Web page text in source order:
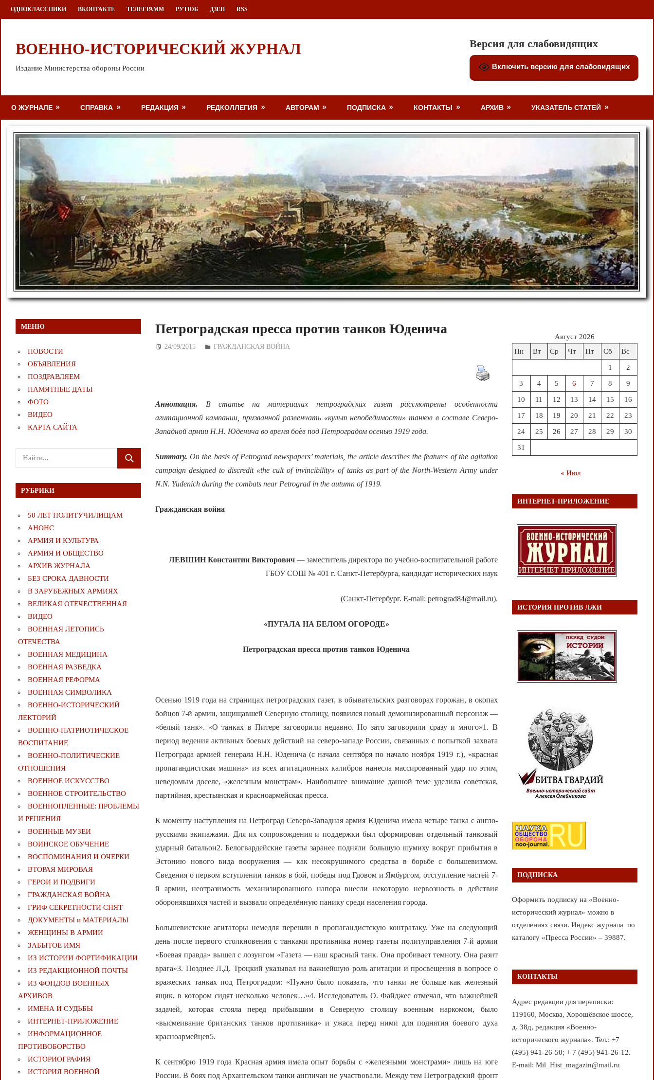
Перейти
к
ОДНОКЛАССНИКИ ВКОНТАКТЕ ТЕЛЕГРАММ РУТЮБ ДЗЕН RSS
ВОЕННО-ИСТОРИЧЕСКИЙ ЖУРНАЛ
Издание Министерства обороны России
Версия для слабовидящих
Включить версию для слабовидящих
О ЖУРНАЛЕ СПРАВКА РЕДАКЦИЯ РЕДКОЛЛЕГИЯ АВТОРАМ ПОДПИСКА КОНТАКТЫ АРХИВ УКАЗАТЕЛЬ СТАТЕЙ
Петроградская пресса против танков Юденича
24/09/2015 Дежурный по Редакции
ГРАЖДАНСКАЯ ВОЙНА
Аннотация.
В статье на материалах петроградских газет рассмотрены особенности
агитационной кампании, призванной развенчать «культ непобедимости» танков в составе Северо-
Западной армии Н.Н. Юденича во время боёв под Петроградом осенью 1919 года.
Summary. On the basis of Petrograd newspapers’ materials, the article describes the features of the agitation
campaign designed to discredit «the cult of invincibility» of tanks as part of the North-Western Army under
N.N. Yudenich during the combats near Petrograd in the autumn of 1919.
Гражданская война
ЛЕВШИН Константин Викторович— заместитель директора по учебно-воспитательной работе
ГБОУ СОШ № 401 г. Санкт-Петербурга, кандидат исторических наук
(Санкт-Петербург. E-mail: petrograd84@mail.ru).
«ПУГАЛА НА БЕЛОМ ОГОРОДЕ»
Петроградская пресса против танков Юденича
Осенью 1919 года на страницах петроградских газет, в обывательских разговорах горожан, в окопах
бойцов 7-й армии, защищавшей Северную столицу, появился новый демонизированный персонаж —
«белый танк». «О танках в Питере заговорили недавно. Но зато заговорили сразу и много»1. В
период ведения активных боевых действий на северо-западе России, связанных с попыткой захвата
Петрограда армией генерала Н.Н. Юденича (с начала сентября по начало ноября 1919 г.), «красная
пропагандистская машина» из всех агитационных калибров нанесла массированный удар по этим,
неведомым доселе, «железным монстрам». Наибольшее внимание данной теме уделила советская,
партийная, крестьянская и красноармейская пресса.
К моменту наступления на Петроград Северо-Западная армия Юденича имела четыре танка с англо-
русскими экипажами. Для их сопровождения и поддержки был сформирован отдельный танковый
ударный батальон2. Белогвардейские газеты заранее подняли большую шумиху вокруг прибытия в
Эстонию нового вида вооружения — как несокрушимого средства в борьбе с большевизмом.
Сведения о первом вступлении танков в бой, победы под Гдовом и Ямбургом, отступление частей 7-
й армии, неотразимость механизированного напора внесли некоторую нервозность в действия
оборонявшихся частей и вызвали определённую панику среди населения города.
Большевистские агитаторы немедля перешли в пропагандистскую контратаку. Уже на следующий
день после первого столкновения с танками противника номер газеты политуправления 7-й армии
«Боевая правда» вышел с лозунгом «Газета — наш красный танк. Она пробивает темноту. Она разит
врага»3. Позднее Л.Д. Троцкий указывал на важнейшую роль агитации и просвещения в вопросе о
вражеских танках под Петроградом: «Нужно было показать, что танки не больше как железный
ящик, в котором сидят несколько человек…»4. Исследователь О. Файджес отмечал, что важнейшей
задачей, которая стояла перед прибывшим в Северную столицу военным наркомом, было
«высмеивание британских танков противника» и ужаса перед ними для поднятия боевого духа
красноармейцев5.
К сентябрю 1919 года Красная армия имела опыт борьбы с «железными монстрами» лишь на юге
России. В боях под Архангельском танки англичан не участвовали. Между тем Петроградский фронт
МЕНЮ
НОВОСТИ
ОБЪЯВЛЕНИЯ
ПОЗДРАВЛЯЕМ
ПАМЯТНЫЕ ДАТЫ
ФОТО
ВИДЕО
КАРТА САЙТА
Поиск
для:
ПОИСК
РУБРИКИ
50 ЛЕТ ПОЛИТУЧИЛИЩАМ
АНОНС
АРМИЯ И КУЛЬТУРА
АРМИЯ И ОБЩЕСТВО
АРХИВ ЖУРНАЛА
БЕЗ СРОКА ДАВНОСТИ
В ЗАРУБЕЖНЫХ АРМИЯХ
ВЕЛИКАЯ ОТЕЧЕСТВЕННАЯ
ВИДЕО
ВОЕННАЯ ЛЕТОПИСЬ
ОТЕЧЕСТВА
ВОЕННАЯ МЕДИЦИНА
ВОЕННАЯ РАЗВЕДКА
ВОЕННАЯ РЕФОРМА
ВОЕННАЯ СИМВОЛИКА
ВОЕННО-ИСТОРИЧЕСКИЙ
ЛЕКТОРИЙ
ВОЕННО-ПАТРИОТИЧЕСКОЕ
ВОСПИТАНИЕ
ВОЕННО-ПОЛИТИЧЕСКИE
ОТНОШЕНИЯ
ВОЕННОЕ ИСКУССТВО
ВОЕННОЕ СТРОИТЕЛЬСТВО
ВОЕННОПЛЕННЫЕ: ПРОБЛЕМЫ
И РЕШЕНИЯ
ВОЕННЫЕ МУЗЕИ
ВОИНСКОЕ ОБУЧЕНИЕ
ВОСПОМИНАНИЯ И ОЧЕРКИ
ВТОРАЯ МИРОВАЯ
ГЕРОИ И ПОДВИГИ
ГРАЖДАНСКАЯ ВОЙНА
ГРИФ СЕКРЕТНОСТИ СНЯТ
ДОКУМЕНТЫ и МАТЕРИАЛЫ
ЖЕНЩИНЫ В АРМИИ
ЗАБЫТОЕ ИМЯ
ИЗ ИСТОРИИ ФОРТИФИКАЦИИ
ИЗ РЕДАКЦИОННОЙ ПОЧТЫ
ИЗ ФОНДОВ ВОЕННЫХ
АРХИВОВ
ИМЕНА И СУДЬБЫ
ИНТЕРНЕТ-ПРИЛОЖЕНИЕ
ИНФОРМАЦИОННОЕ
ПРОТИВОБОРСТВО
ИСТОРИОГРАФИЯ
ИСТОРИЯ ВОЕННОЙ
Август 2026
Пн
Вт Ср Чт Пт Сб Вс
1 2
3 4 5 6 7 8 9
10 11 12 13 14 15 16
17 18 19 20 21 22 23
24 25 26 27 28 29 30
31
« Июл
ИНТЕРНЕТ-ПРИЛОЖЕНИЕ
ИСТОРИЯ ПРОТИВ ЛЖИ
ПОДПИСКА
Оформить подписку на «Военно-
исторический журнал» можно в
отделениях связи. Индекс журнала по
каталогу «Пресса России» – 39887.
КОНТАКТЫ
Адрес редакции для переписки:
119160, Москва, Хорошёвское шоссе,
д. 38д, редакция «Военно-
исторического журнала». Тел.: +7
(495) 941-26-50; + 7 (495) 941-26-12.
E-mail: Mil_Hist_magazin@mail.ru